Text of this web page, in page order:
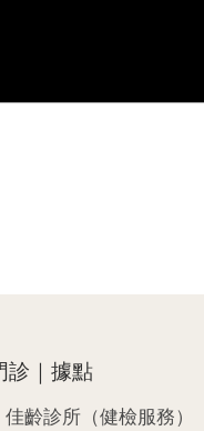
診｜據點
佳齡診所（健檢服務）